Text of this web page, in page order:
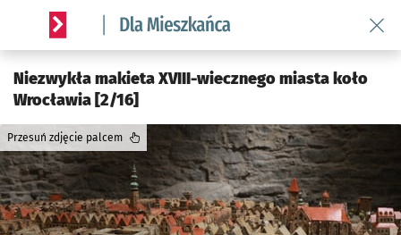
Serwis informacyjny wroclaw.pl podserwis: Dla mieszkańca
Niezwykła makieta XVIII-wiecznego miasta koło
Wrocławia [2/16]
Przesuń zdjęcie palcem